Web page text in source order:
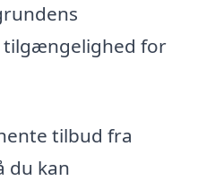
tilgængelighed for
tilbud fra
du kan